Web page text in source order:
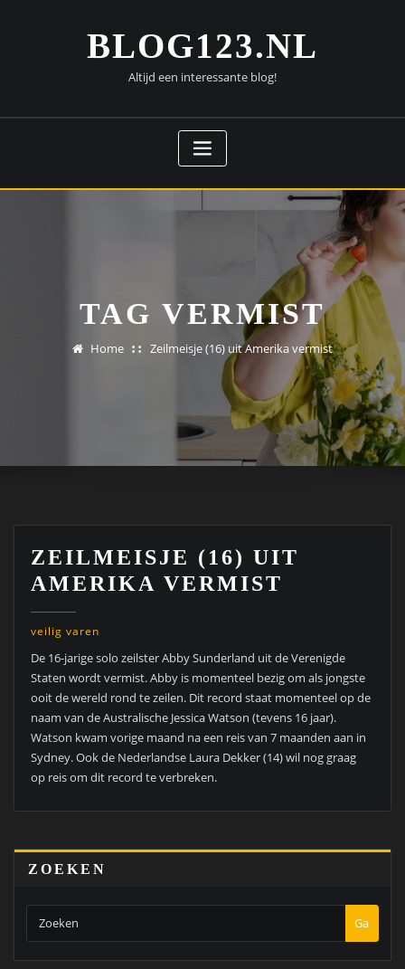
BLOG123.NL
Altijd een interessante blog!
TAG VERMIST
Home Zeilmeisje (16) uit Amerika vermist
ZEILMEISJE (16) UIT
AMERIKA VERMIST
veilig varen
De 16-jarige solo zeilster Abby Sunderland uit de Verenigde
Staten wordt vermist. Abby is momenteel bezig om als jongste
ooit de wereld rond te zeilen. Dit record staat momenteel op de
naam van de Australische Jessica Watson (tevens 16 jaar).
Watson kwam vorige maand na een reis van 7 maanden aan in
Sydney. Ook de Nederlandse Laura Dekker (14) wil nog graag
op reis om dit record te verbreken.
ZOEKEN
Ga